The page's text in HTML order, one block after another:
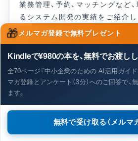
業務管理、予約、マッチングなど
るシステム開発の実績をご紹介し
🎁メルマガ登録で無料プレゼント
Kindleで¥980の本を、無料でお渡しし
全70ページ『中小企業のための AI活用ガイド
マガ登録とアンケート（3分）へのご回答で、
ます。
無料で受け取る（メルマ